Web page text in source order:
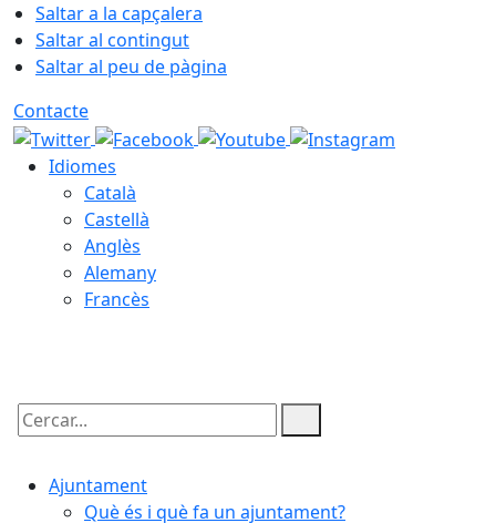
Saltar a la capçalera
Saltar al contingut
Saltar al peu de pàgina
Contacte
Idiomes
Català
Castellà
Anglès
Alemany
Francès
Cercar:
Ajuntament
Què és i què fa un ajuntament?